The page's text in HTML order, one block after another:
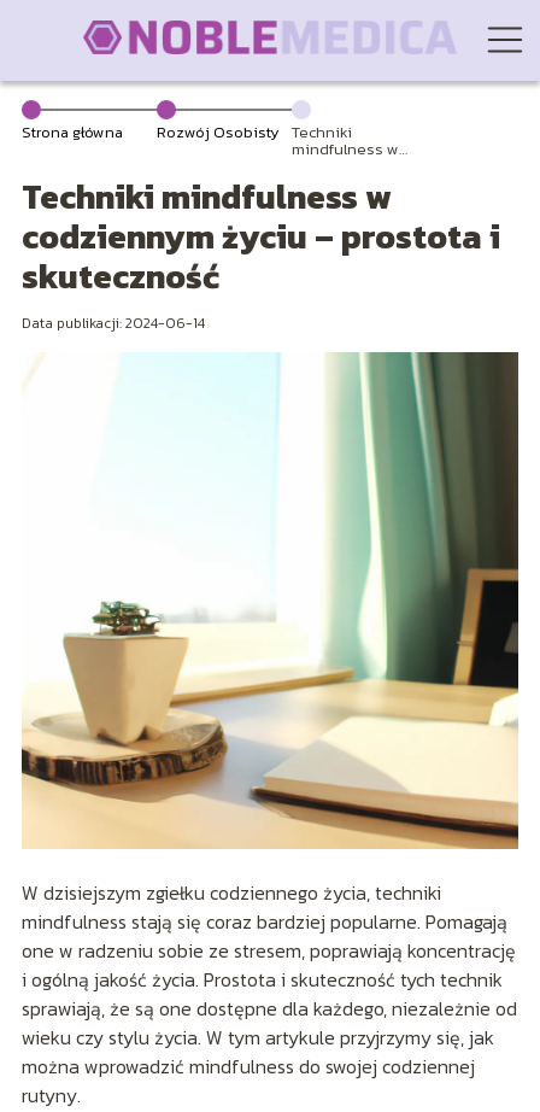
Strona główna Rozwój Osobisty Techniki
mindfulness w
i skuteczność
Techniki mindfulness w
codziennym życiu – prostota i
skuteczność
Data publikacji: 2024-06-14
W dzisiejszym zgiełku codziennego życia, techniki
mindfulness stają się coraz bardziej popularne. Pomagają
one w radzeniu sobie ze stresem, poprawiają koncentrację
i ogólną jakość życia. Prostota i skuteczność tych technik
sprawiają, że są one dostępne dla każdego, niezależnie od
wieku czy stylu życia. W tym artykule przyjrzymy się, jak
można wprowadzić mindfulness do swojej codziennej
rutyny.